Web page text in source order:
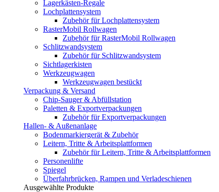
Lagerkästen-Regale
Lochplattensystem
Zubehör für Lochplattensystem
RasterMobil Rollwagen
Zubehör für RasterMobil Rollwagen
Schlitzwandsystem
Zubehör für Schlitzwandsystem
Sichtlagerkisten
Werkzeugwagen
Werkzeugwagen bestückt
Verpackung & Versand
Chip-Sauger & Abfüllstation
Paletten & Exportverpackungen
Zubehör für Exportverpackungen
Hallen- & Außenanlage
Bodenmarkiergerät & Zubehör
Leitern, Tritte & Arbeitsplattformen
Zubehör für Leitern, Tritte & Arbeitsplattformen
Personenlifte
Spiegel
Überfahrbrücken, Rampen und Verladeschienen
Ausgewählte Produkte